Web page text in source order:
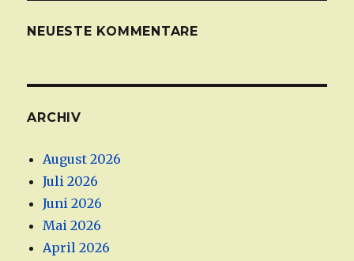
NEUESTE KOMMENTARE
ARCHIV
August 2026
Juli 2026
Juni 2026
Mai 2026
April 2026